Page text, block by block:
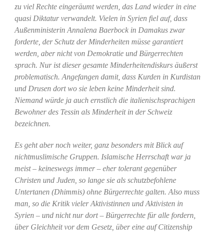
zu viel Rechte eingeräumt werden, das Land wieder in eine
quasi Diktatur verwandelt. Vielen in Syrien fiel auf, dass
Außenministerin Annalena Baerbock in Damakus zwar
forderte, der Schutz der Minderheiten müsse garantiert
werden, aber nicht von Demokratie und Bürgerrechten
sprach. Nur ist dieser gesamte Minderheitendiskurs äußerst
problematisch. Angefangen damit, dass Kurden in Kurdistan
und Drusen dort wo sie leben keine Minderheit sind.
Niemand würde ja auch ernstlich die italienischsprachigen
Bewohner des Tessin als Minderheit in der Schweiz
bezeichnen.
Es geht aber noch weiter, ganz besonders mit Blick auf
nichtmuslimische Gruppen. Islamische Herrschaft war ja
meist – keineswegs immer – eher tolerant gegenüber
Christen und Juden, so lange sie als schutzbefohlene
Untertanen (Dhimmis) ohne Bürgerrechte galten. Also muss
man, so die Kritik vieler Aktivistinnen und Aktivisten in
Syrien – und nicht nur dort – Bürgerrechte für alle fordern,
über Gleichheit vor dem Gesetz, über eine auf Citizenship